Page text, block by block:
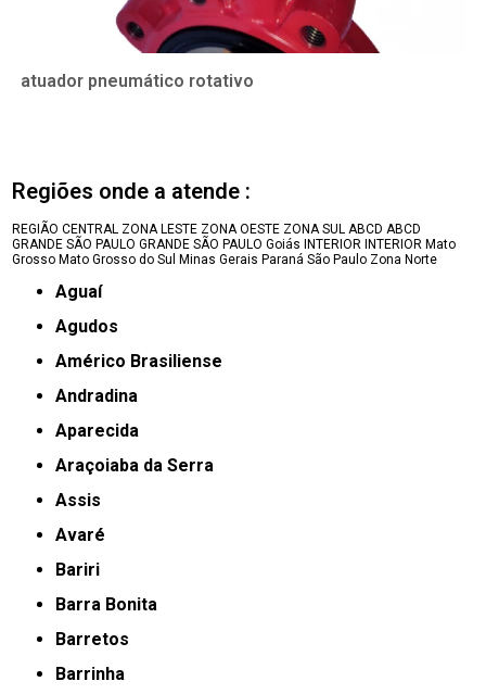
atuador pneumático rotativo
Regiões onde a atende :
REGIÃO CENTRAL ZONA LESTE ZONA OESTE ZONA SUL ABCD ABCD
GRANDE SÃO PAULO GRANDE SÃO PAULO Goiás INTERIOR INTERIOR Mato
Grosso Mato Grosso do Sul Minas Gerais Paraná São Paulo Zona Norte
Aguaí
Agudos
Américo Brasiliense
Andradina
Aparecida
Araçoiaba da Serra
Assis
Avaré
Bariri
Barra Bonita
Barretos
Barrinha